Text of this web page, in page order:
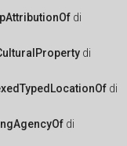
di
di
di
di